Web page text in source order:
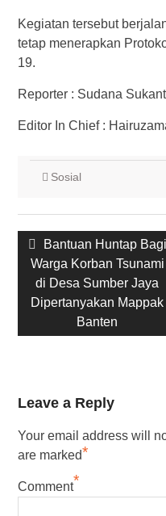
Kegiatan tersebut
tetap menerapkan
19.
Reporter : Sudana
Editor In Chief :
Sosial
Post
navigation
Previous
post:
Bantuan Huntap Bagi
Warga Korban Tsunami
di Desa Sumber Jaya
Dipertanyakan Mappak
Banten
Leave a Reply
Your email address will
are marked*
Comment*